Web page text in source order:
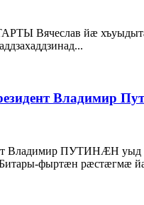
Вячеслав йæ хъуыдытæ
Владимир
Владимир ПУТИНÆН уыд
фыртæн рæстæгмæ